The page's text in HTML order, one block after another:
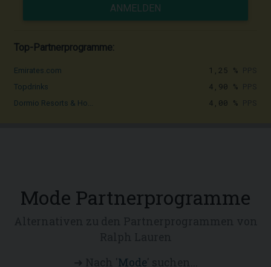
ANMELDEN
Top-Partnerprogramme:
Emirates.com 1,25 %
Topdrinks 4,90 %
Dormio Resorts & Ho... 4,00 %
Mode Partnerprogramme
Mode